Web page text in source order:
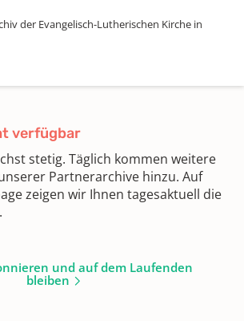
der Evangelisch-Lutherischen Kirche in
verfügbar
stetig. Täglich kommen weitere
Partnerarchive hinzu. Auf
zeigen wir Ihnen tagesaktuell die
und auf dem Laufenden
bleiben